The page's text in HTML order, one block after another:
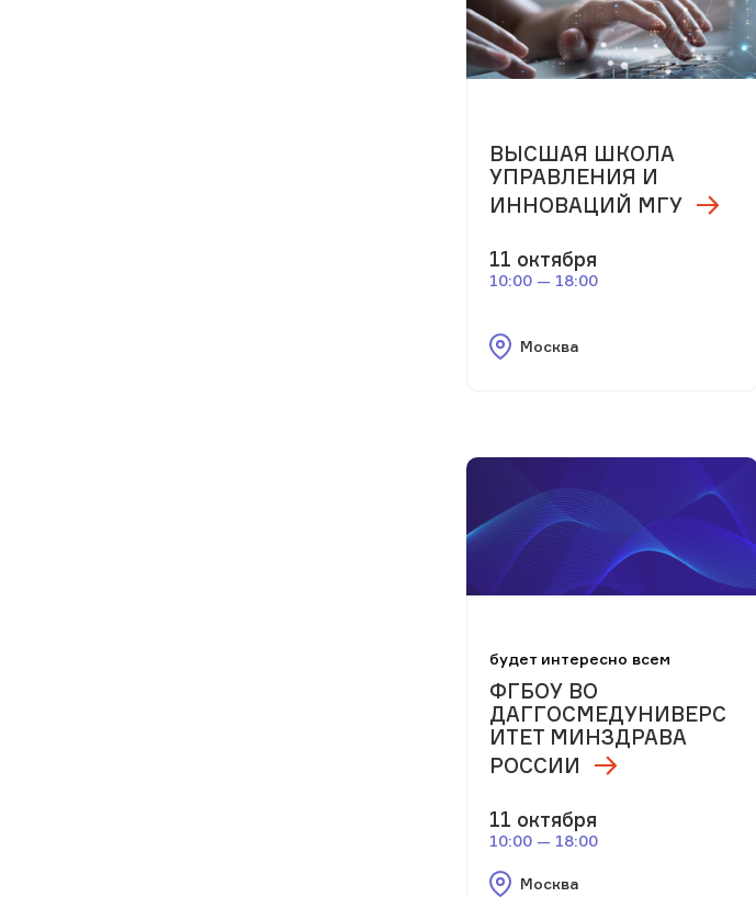
ВЫСШАЯ ШКОЛА
УПРАВЛЕНИЯ И
ИННОВАЦИЙ МГУ
11 октября
10:00 — 18:00
Москва
будет интересно всем
ФГБОУ ВО
ДАГГОСМЕДУНИВЕРС
ИТЕТ МИНЗДРАВА
РОССИИ
11 октября
10:00 — 18:00
Москва